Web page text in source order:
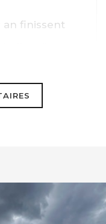
an finissent